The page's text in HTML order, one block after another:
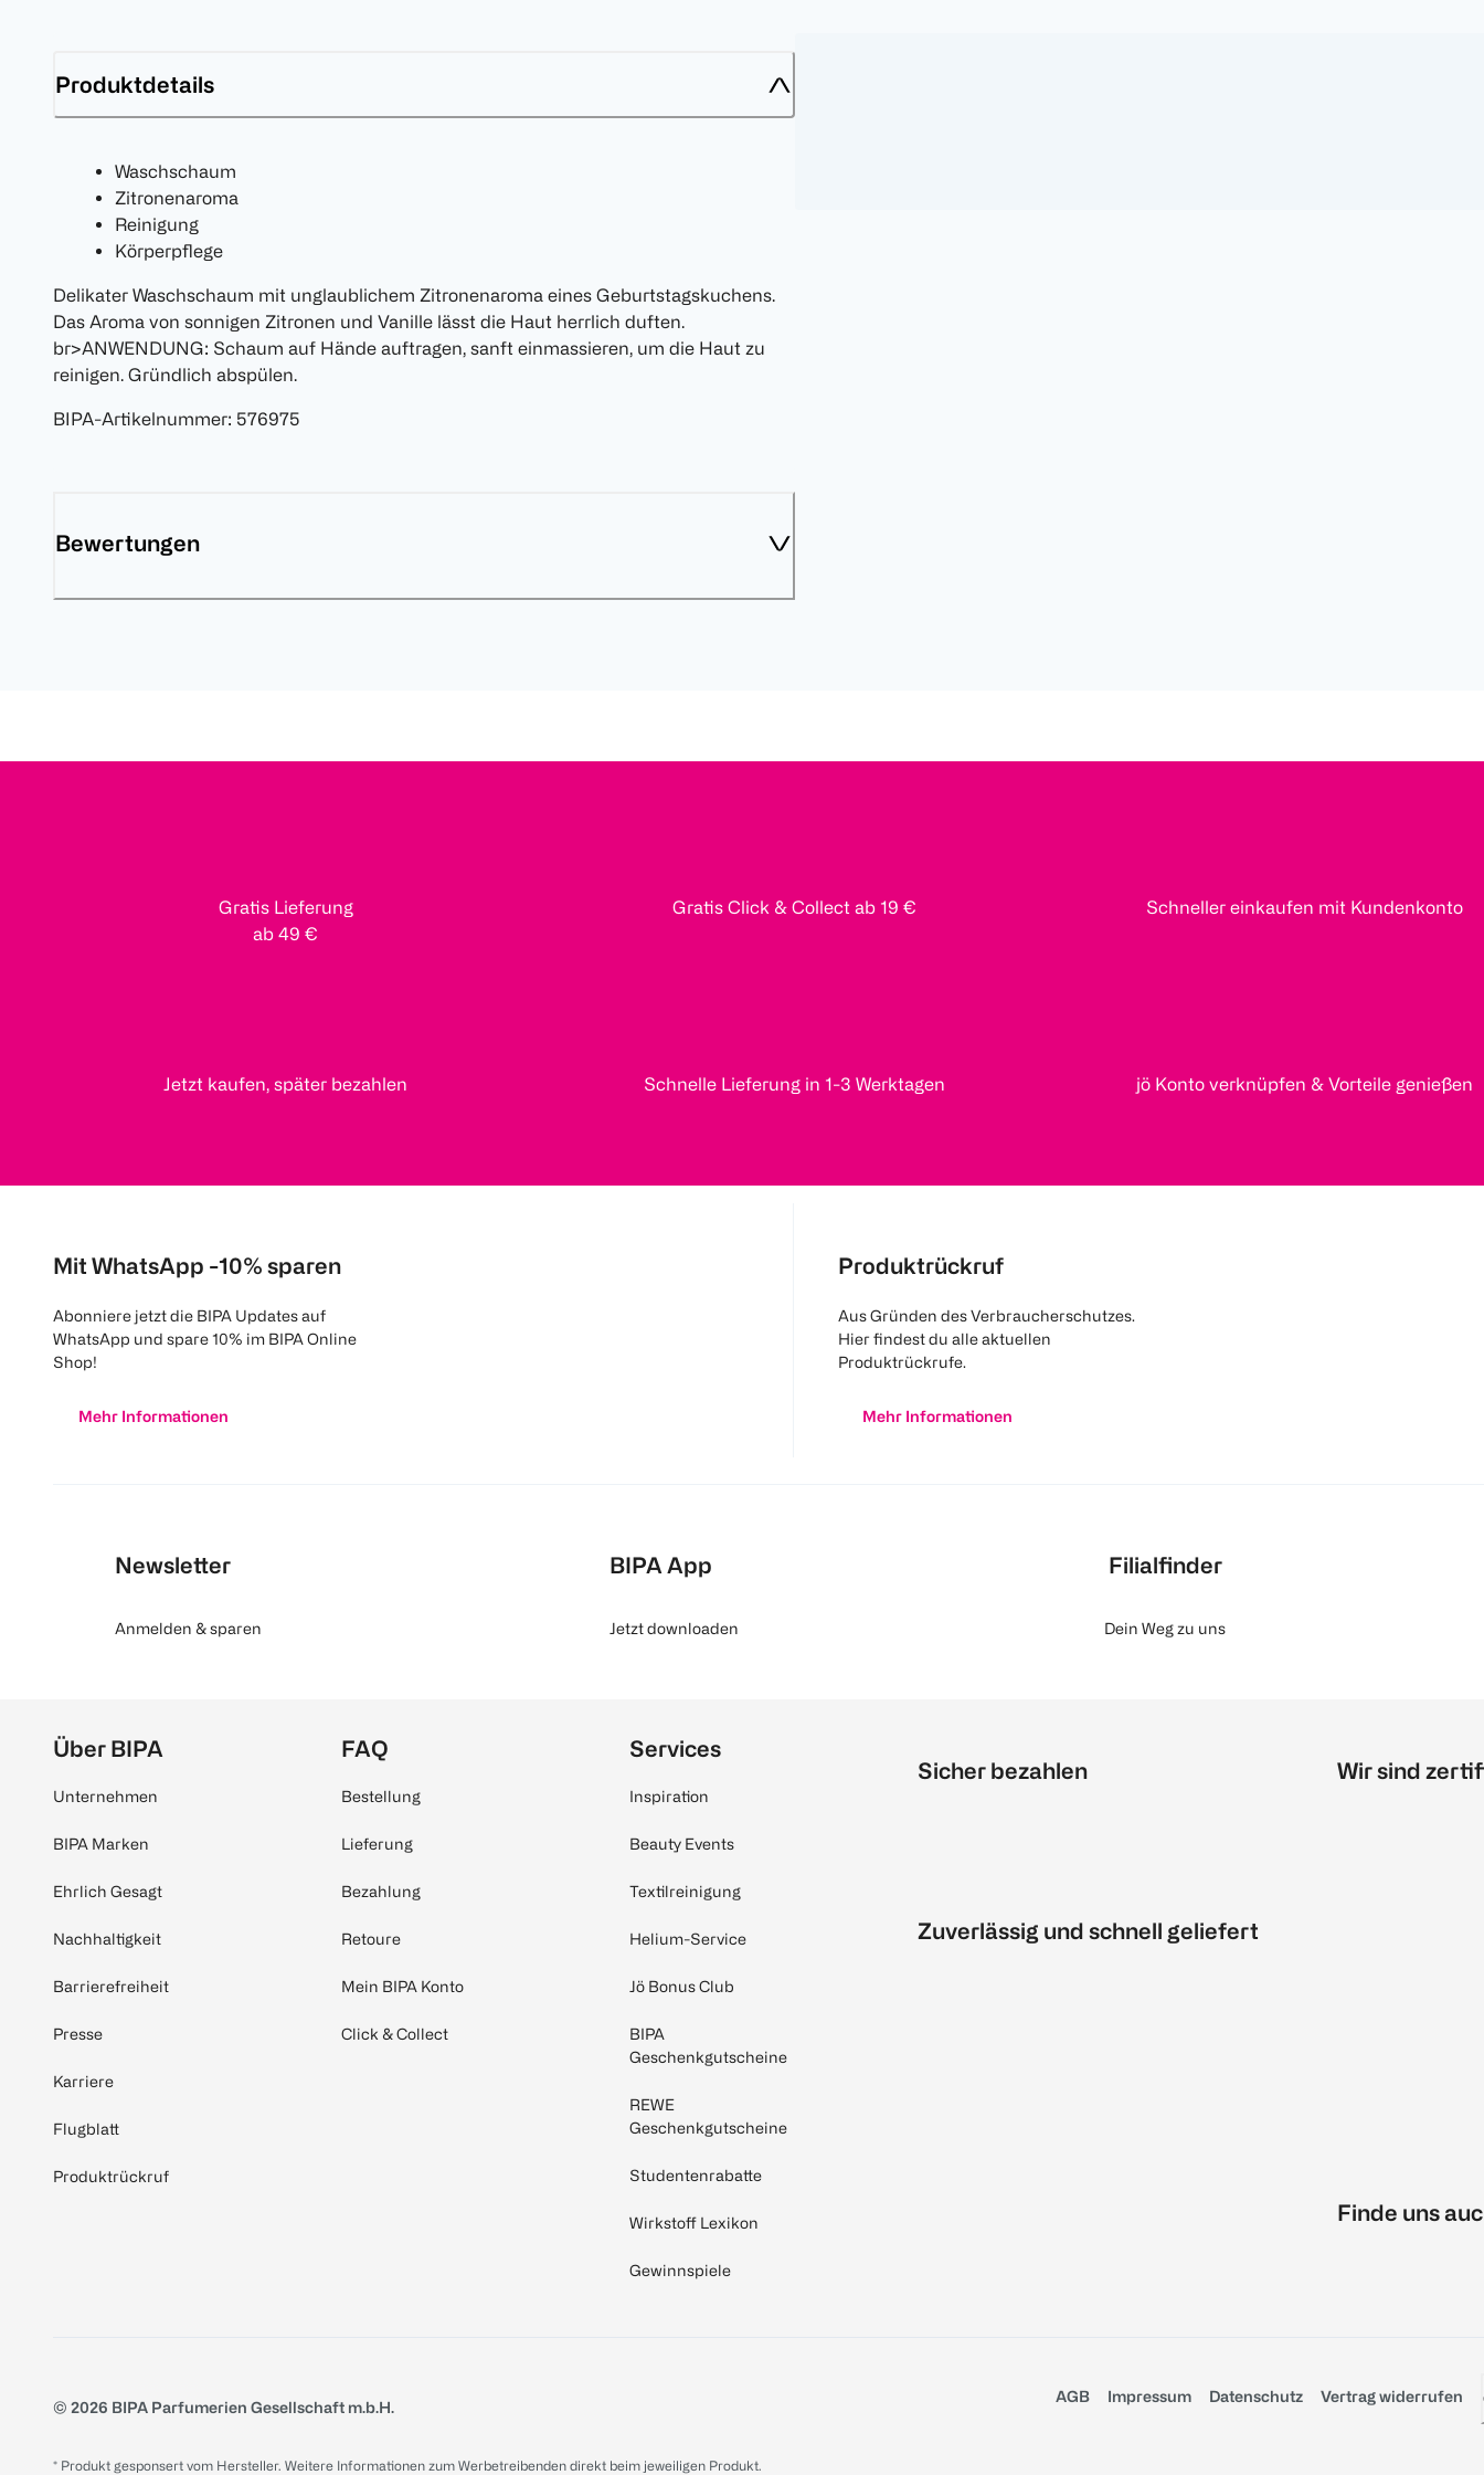
Produktdetails
Waschschaum
Zitronenaroma
Reinigung
Körperpflege
Delikater Waschschaum mit unglaublichem Zitronenaroma eines Geburtstagskuchens.
Das Aroma von sonnigen Zitronen und Vanille lässt die Haut herrlich duften.
br>ANWENDUNG: Schaum auf Hände auftragen, sanft einmassieren, um die Haut zu
reinigen. Gründlich abspülen.
BIPA-Artikelnummer: 576975
Bewertungen
Gratis Lieferung
ab 49 €
Gratis Click & Collect ab 19 € Schneller einkaufen mit Kundenkonto
Jetzt kaufen, später bezahlen Schnelle Lieferung in 1-3 Werktagen jö Konto verknüpfen & Vorteile genießen
Mit WhatsApp -10% sparen
Abonniere jetzt die BIPA Updates auf
WhatsApp und spare 10% im BIPA Online
Shop!
Mehr Informationen
Produktrückruf
Aus Gründen des Verbraucherschutzes.
Hier findest du alle aktuellen
Produktrückrufe.
Mehr Informationen
Newsletter
Anmelden & sparen
BIPA App
Jetzt downloaden
Filialfinder
Dein Weg zu uns
Über BIPA
Unternehmen
BIPA Marken
Ehrlich Gesagt
Nachhaltigkeit
Barrierefreiheit
Presse
Karriere
Flugblatt
Produktrückruf
FAQ
Bestellung
Lieferung
Bezahlung
Retoure
Mein BIPA Konto
Click & Collect
Services
Inspiration
Beauty Events
Textilreinigung
Helium-Service
Jö Bonus Club
BIPA
Geschenkgutscheine
REWE
Geschenkgutscheine
Studentenrabatte
Wirkstoff Lexikon
Gewinnspiele
Sicher bezahlen
Zuverlässig und schnell geliefert
Wir sind
Finde uns
© 2026 BIPA Parfumerien Gesellschaft m.b.H.
AGB Impressum Datenschutz Vertrag widerrufen
* Produkt gesponsert vom Hersteller. Weitere Informationen zum Werbetreibenden direkt beim jeweiligen Produkt.